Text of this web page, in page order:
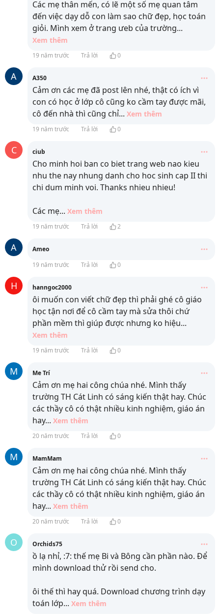
Các mẹ thân mến, có lẽ một số mẹ quan tâm
đến việc dạy dỗ con làm sao chữ đẹp, học toán
giỏi. Mình xem ở trang ưeb của trường...
Xem thêm
19 năm trước Trả lời 0
A A350
Cảm ơn các mẹ đã post lên nhé, thật có ích vì
con có học ở lớp cô cũng ko cầm tay được mãi,
cô đến nhà thì cũng chỉ... Xem thêm
19 năm trước Trả lời 0
C ciub
Cho minh hoi ban co biet trang web nao kieu
nhu the nay nhung danh cho hoc sinh cap II thi
chi dum minh voi. Thanks nhieu nhieu!
Các mẹ... Xem thêm
19 năm trước Trả lời 2
A
Ameo
19 năm trước
Trả lời 0
H hanngoc2000
ôi muốn con viết chữ đẹp thì phải ghé cô giáo
học tận nơi để cô cầm tay mà sửa thôi chứ
phần mềm thì giúp được nhưng ko hiệu...
Xem thêm
19 năm trước Trả lời 0
M Me Trí
Cảm ơn mẹ hai công chúa nhé. Mình thấy
trường TH Cát Linh có sáng kiến thật hay. Chúc
các thầy cô có thật nhiều kinh nghiệm, giáo án
hay... Xem thêm
20 năm trước Trả lời 0
M MamMam
Cảm ơn mẹ hai công chúa nhé. Mình thấy
trường TH Cát Linh có sáng kiến thật hay. Chúc
các thầy cô có thật nhiều kinh nghiệm, giáo án
hay... Xem thêm
20 năm trước Trả lời 0
O Orchids75
ồ lạ nhỉ, :7: thế mẹ Bi và Bông cần phần nào. Để
mình download thử rồi send cho.
ôi thế thì hay quá. Download chương trình dạy
toán lớp... Xem thêm